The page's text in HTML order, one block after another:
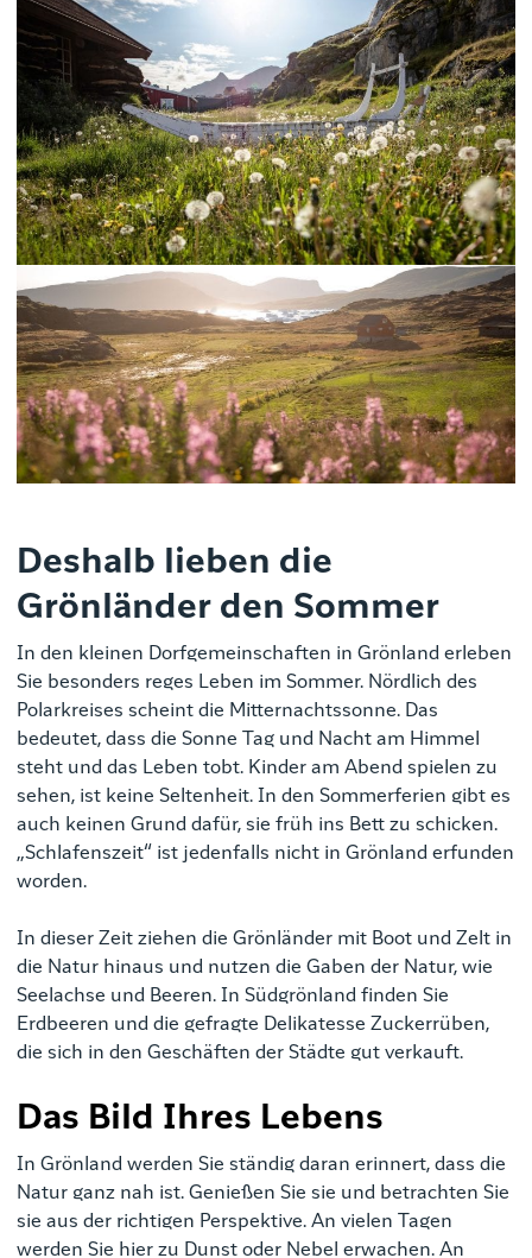
Deshalb lieben die
Grönländer den Sommer
In den kleinen Dorfgemeinschaften in Grönland erleben
Sie besonders reges Leben im Sommer. Nördlich des
Polarkreises scheint die Mitternachtssonne. Das
bedeutet, dass die Sonne Tag und Nacht am Himmel
steht und das Leben tobt. Kinder am Abend spielen zu
sehen, ist keine Seltenheit. In den Sommerferien gibt es
auch keinen Grund dafür, sie früh ins Bett zu schicken.
„Schlafenszeit“ ist jedenfalls nicht in Grönland erfunden
worden.
In dieser Zeit ziehen die Grönländer mit Boot und Zelt in
die Natur hinaus und nutzen die Gaben der Natur, wie
Seelachse und Beeren. In Südgrönland finden Sie
Erdbeeren und die gefragte Delikatesse Zuckerrüben,
die sich in den Geschäften der Städte gut verkauft.
Das Bild Ihres Lebens
In Grönland werden Sie ständig daran erinnert, dass die
Natur ganz nah ist. Genießen Sie sie und betrachten Sie
sie aus der richtigen Perspektive. An vielen Tagen
werden Sie hier zu Dunst oder Nebel erwachen. An